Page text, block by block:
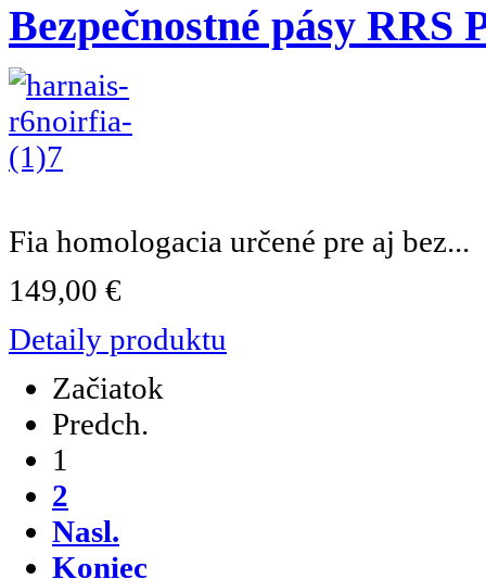
Bezpečnostné pásy RRS
Fia homologacia určené pre aj bez...
149,00 €
Detaily produktu
Začiatok
Predch.
1
2
Nasl.
Koniec